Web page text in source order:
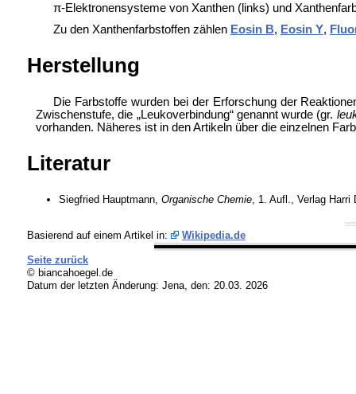
π-Elektronensysteme von Xanthen (links) und
Zu den Xanthenfarbstoffen zählen Eosin B, Eosin Y,
Herstellung
Die Farbstoffe wurden bei der Erforschung der
Zwischenstufe, die „Leukoverbindung“ genannt wurde (gr.
vorhanden. Näheres ist in den Artikeln über die einzelnen
Literatur
Siegfried Hauptmann, Organische Chemie, 1. Aufl., Verlag Harri
Basierend auf einem Artikel in: Wikipedia.de
Seite zurück
© biancahoegel.de
Datum der letzten Änderung: Jena, den: 20.03. 2026